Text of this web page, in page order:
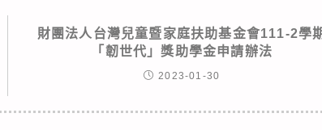
財團法人台灣兒童暨家庭扶助基金會111-2學
「韌世代」獎助學金申請辦法
2023-01-30